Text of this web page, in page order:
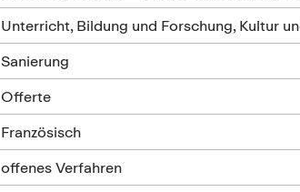
Unterricht, Bildung und Forschung, Kultur
Sanierung
Offerte
Französisch
offenes Verfahren